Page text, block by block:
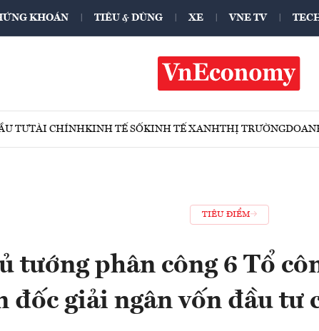
KHOÁN TIÊU & DÙNG XE VNE TV
TƯTÀI CHÍNHKINH TẾ SỐKINH TẾ XANHTHỊ TRƯỜNG
TIÊU ĐIỂM
tướng phân công 6 Tổ
đốc giải ngân vốn đầu tư